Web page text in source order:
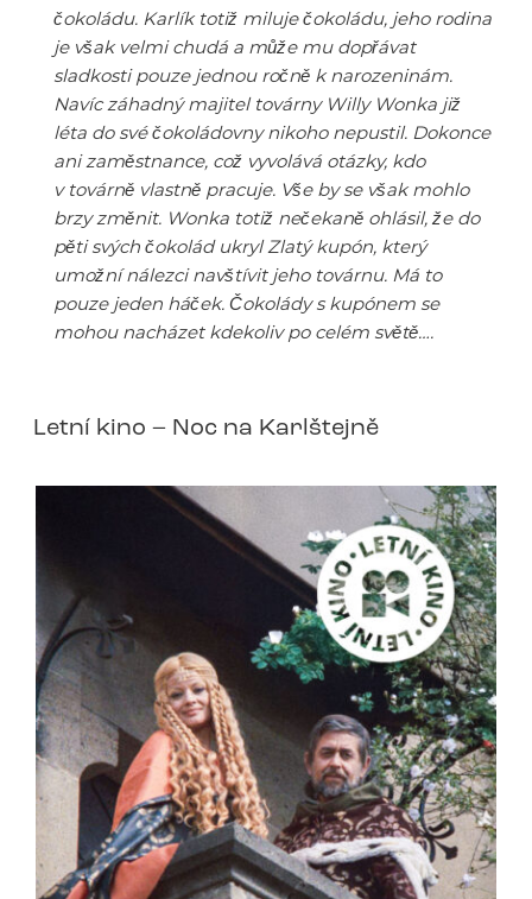
čokoládu. Karlík totiž miluje čokoládu, jeho rodina
je však velmi chudá a může mu dopřávat
sladkosti pouze jednou ročně k narozeninám.
Navíc záhadný majitel továrny Willy Wonka již
léta do své čokoládovny nikoho nepustil. Dokonce
ani zaměstnance, což vyvolává otázky, kdo
v továrně vlastně pracuje. Vše by se však mohlo
brzy změnit. Wonka totiž nečekaně ohlásil, že do
pěti svých čokolád ukryl Zlatý kupón, který
umožní nálezci navštívit jeho továrnu. Má to
pouze jeden háček. Čokolády s kupónem se
mohou nacházet kdekoliv po celém světě….
Letní kino – Noc na Karlštejně